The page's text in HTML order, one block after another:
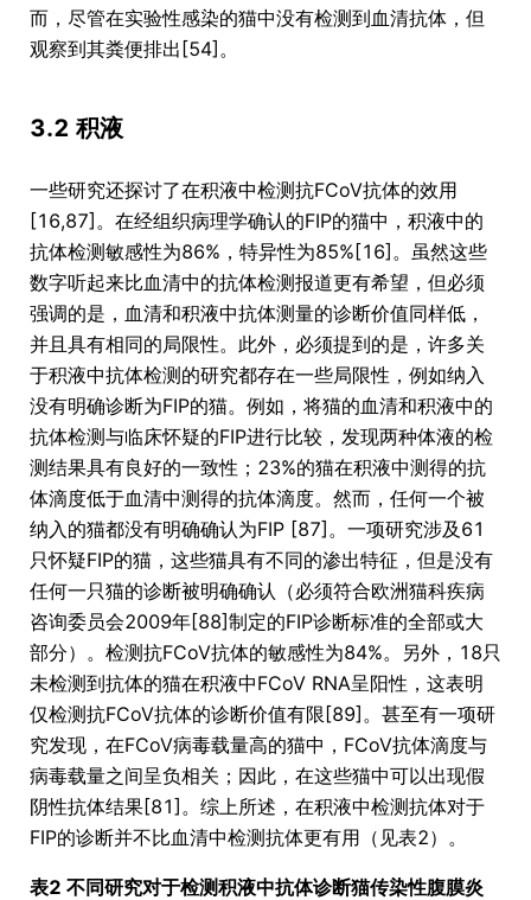
而，尽管在实验性感染的猫中没有检测到血清抗体，但
观察到其粪便排出[54]。
3.2 积液
一些研究还探讨了在积液中检测抗FCoV抗体的效用
[16,87]。在经组织病理学确认的FIP的猫中，积液中的
抗体检测敏感性为86%，特异性为85%[16]。虽然这些
数字听起来比血清中的抗体检测报道更有希望，但必须
强调的是，血清和积液中抗体测量的诊断价值同样低，
并且具有相同的局限性。此外，必须提到的是，许多关
于积液中抗体检测的研究都存在一些局限性，例如纳入
没有明确诊断为FIP的猫。例如，将猫的血清和积液中的
抗体检测与临床怀疑的FIP进行比较，发现两种体液的检
测结果具有良好的一致性；23%的猫在积液中测得的抗
体滴度低于血清中测得的抗体滴度。然而，任何一个被
纳入的猫都没有明确确认为FIP [87]。一项研究涉及61
只怀疑FIP的猫，这些猫具有不同的渗出特征，但是没有
任何一只猫的诊断被明确确认（必须符合欧洲猫科疾病
咨询委员会2009年[88]制定的FIP诊断标准的全部或大
部分）。检测抗FCoV抗体的敏感性为84%。另外，18只
未检测到抗体的猫在积液中FCoV RNA呈阳性，这表明
仅检测抗FCoV抗体的诊断价值有限[89]。甚至有一项研
究发现，在FCoV病毒载量高的猫中，FCoV抗体滴度与
病毒载量之间呈负相关；因此，在这些猫中可以出现假
阴性抗体结果[81]。综上所述，在积液中检测抗体对于
FIP的诊断并不比血清中检测抗体更有用（见表2）。
表2 不同研究对于检测积液中抗体诊断猫传染性腹膜炎